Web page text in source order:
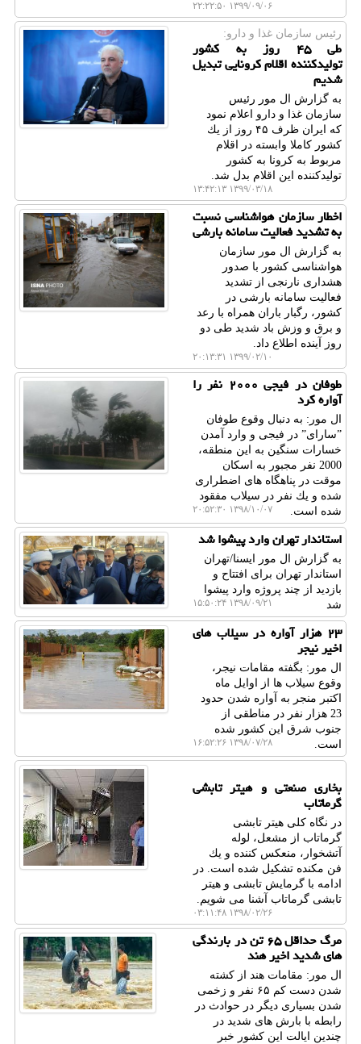
۱۳۹۹/۰۹/۰۶ ۲۲:۲۲:۵۰
رئیس سازمان غذا و دارو:
طی ۴۵ روز به كشور
تولیدكننده اقلام كرونایی تبدیل
شدیم
به گزارش ال مور رئیس
سازمان غذا و دارو اعلام نمود
كه ایران ظرف ۴۵ روز از یك
كشور كاملا وابسته در اقلام
مربوط به كرونا به كشور
تولیدكننده این اقلام بدل شد.
۱۳۹۹/۰۳/۱۸ ۱۳:۴۲:۱۳
اخطار سازمان هواشناسی نسبت
به تشدید فعالیت سامانه بارشی
به گزارش ال مور سازمان
هواشناسی كشور با صدور
هشداری نارنجی از تشدید
فعالیت سامانه بارشی در
كشور، رگبار باران همراه با رعد
و برق و وزش باد شدید طی دو
روز آینده اطلاع داد.
۱۳۹۹/۰۲/۱۰ ۲۰:۱۳:۳۱
طوفان در فیجی ۲۰۰۰ نفر را
آواره كرد
ال مور: به دنبال وقوع طوفان
ˮسارایˮ در فیجی و وارد آمدن
خسارات سنگین به این منطقه،
2000 نفر مجبور به اسكان
موقت در پناهگاه های اضطراری
شده و یك نفر در سیلاب مفقود
شده است.
۱۳۹۸/۱۰/۰۷ ۲۰:۵۲:۳۰
استاندار تهران وارد پیشوا شد
به گزارش ال مور ایسنا/تهران
استاندار تهران برای افتتاح و
بازدید از چند پروژه وارد پیشوا
شد
۱۳۹۸/۰۹/۲۱ ۱۵:۵۰:۲۴
۲۳ هزار آواره در سیلاب های
اخیر نیجر
ال مور: بگفته مقامات نیجر،
وقوع سیلاب ها از اوایل ماه
اكتبر منجر به آواره شدن حدود
23 هزار نفر در مناطقی از
جنوب شرق این كشور شده
است.
۱۳۹۸/۰۷/۲۸ ۱۶:۵۲:۲۶
بخاری صنعتی و هیتر تابشی
گرماتاب
در نگاه كلی هیتر تابشی
گرماتاب از مشعل، لوله
آتشخوار، منعكس كننده و یك
فن مكنده تشكیل شده است. در
ادامه با گرمایش تابشی و هیتر
تابشی گرماتاب آشنا می شویم.
۱۳۹۸/۰۲/۲۶ ۰۳:۱۱:۴۸
مرگ حداقل ۶۵ تن در بارندگی
های شدید اخیر هند
ال مور: مقامات هند از كشته
شدن دست كم ۶۵ نفر و زخمی
شدن بسیاری دیگر در حوادث در
رابطه با بارش های شدید در
چندین ایالت این كشور خبر